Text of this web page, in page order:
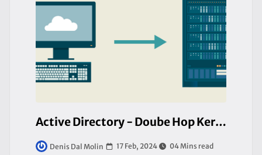
Active Directory - Doube Hop Kerberos Delegation
Denis Dal Molin 17 Feb, 2024 04 Mins read